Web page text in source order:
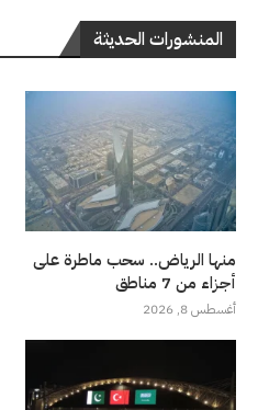
المنشورات الحديثة
منها الرياض.. سحب ماطرة على
أجزاء من 7 مناطق
أغسطس 8, 2026